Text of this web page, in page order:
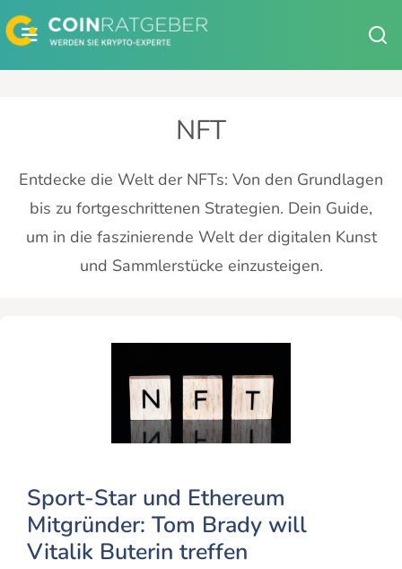
Zum
Inhalt
springen
NFT
Entdecke die Welt der NFTs: Von den Grundlagen
bis zu fortgeschrittenen Strategien. Dein Guide,
um in die faszinierende Welt der digitalen Kunst
und Sammlerstücke einzusteigen.
Sport-Star und Ethereum
Mitgründer: Tom Brady will
Vitalik Buterin treffen